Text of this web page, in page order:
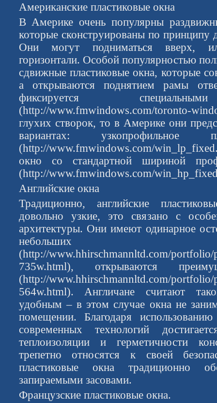
Американские пластиковые окна
В Америке очень популярны
которые сконструированы по принципу
Они могут подниматься вверх,
горизонтали. Особой популярностью
сдвижные пластиковые окна, которые
а открываются поднятием рамы
фиксируется
(http://www.fmwindows.com/toronto-
глухих створок, то в Америке они
вариантах: узкопрофильное
(http://www.fmwindows.com/
окно со стандартной шириной
(http://www.fmwindows.com/
Английские окна
Традиционно, английские
довольно узкие, это связано с
архитектуры. Они имеют одинарное
небольших
(http://www.hhirschmannltd.com/
735w.html), открываются
(http://www.hhirschmannltd.com/
564w.html). Англичане считают
удобным – в этом случае окна не
помещении. Благодаря
современных технологий
теплоизоляции и герметичности
трепетно относятся к своей
пластиковые окна традиционно
запираемыми засовами.
Французские пластиковые окна.